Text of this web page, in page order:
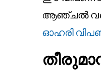
ആഞ്ചൽ വൺ
ഓഹരി